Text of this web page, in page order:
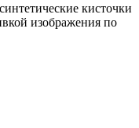
кисточки
изображения по